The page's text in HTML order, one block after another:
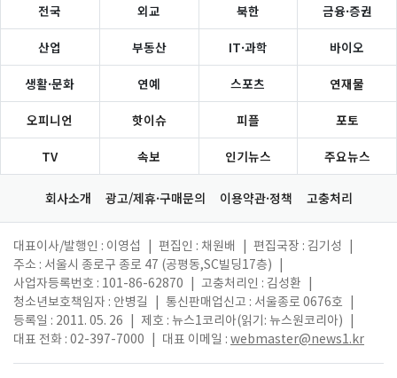
전국 외교 북한 금융·증권
산업 부동산 IT·과학 바이오
생활·문화 연예 스포츠 연재물
오피니언 핫이슈 피플 포토
TV 속보 인기뉴스 주요뉴스
회사소개 광고/제휴·구매문의 이용약관·정책 고충처리
대표이사/발행인 : 이영섭 편집인 : 채원배 편집국장 : 김기성
주소 : 서울시 종로구 종로 47 (공평동,SC빌딩17층)
사업자등록번호 : 101-86-62870
고충처리인 : 김성환
청소년보호책임자 : 안병길
통신판매업신고 : 서울종로 0676호
등록일 : 2011. 05. 26
제호 : 뉴스1코리아(읽기: 뉴스원코리아)
대표 전화 : 02-397-7000
대표 이메일 : webmaster@news1.kr